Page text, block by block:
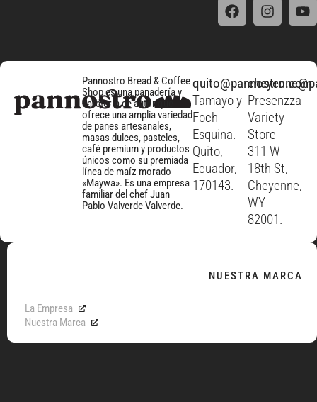
Pannostro Bread & Coffee
Shop es una panadería y
cafetería de autor que
ofrece una amplia variedad
de panes artesanales,
masas dulces, pasteles,
café premium y productos
únicos como su premiada
línea de maíz morado
«Maywa». Es una empresa
familiar del chef Juan
Pablo Valverde Valverde.
quito@pannostro.com
Tamayo y
Foch
Esquina.
Quito,
Ecuador,
170143.
Presenzza
Variety
Store
311 W
18th St,
Cheyenne,
WY
82001.
NUESTRA MARCA
La Empresa
Nuestra Marca